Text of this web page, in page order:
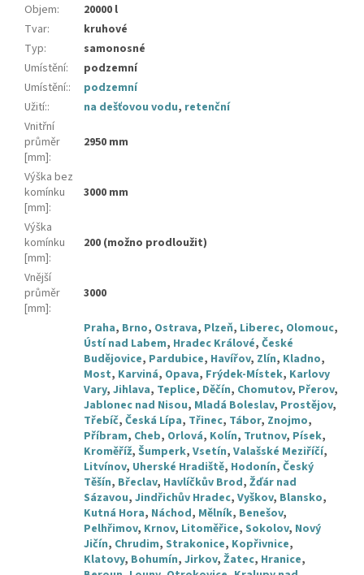
Objem:
20000 l
Tvar:
kruhové
Typ:
samonosné
Umístění:
podzemní
Umístění::
podzemní
Užití:: na dešťovou vodu, retenční
Vnitřní
průměr
[mm]:
2950 mm
Výška bez
komínku
[mm]:
3000 mm
Výška
komínku
[mm]:
200 (možno prodloužit)
Vnější
průměr
[mm]:
3000
Praha, Brno, Ostrava, Plzeň, Liberec, Olomouc,
Ústí nad Labem, Hradec Králové, České
Budějovice, Pardubice, Havířov, Zlín, Kladno,
Most, Karviná, Opava, Frýdek-Místek, Karlovy
Vary, Jihlava, Teplice, Děčín, Chomutov, Přerov,
Jablonec nad Nisou, Mladá Boleslav, Prostějov,
Třebíč, Česká Lípa, Třinec, Tábor, Znojmo,
Příbram, Cheb, Orlová, Kolín, Trutnov, Písek,
Kroměříž, Šumperk, Vsetín, Valašské Meziříčí,
Litvínov, Uherské Hradiště, Hodonín, Český
Těšín, Břeclav, Havlíčkův Brod, Žďár nad
Sázavou, Jindřichův Hradec, Vyškov, Blansko,
Kutná Hora, Náchod, Mělník, Benešov,
Pelhřimov, Krnov, Litoměřice, Sokolov, Nový
Jičín, Chrudim, Strakonice, Kopřivnice,
Klatovy, Bohumín, Jirkov, Žatec, Hranice,